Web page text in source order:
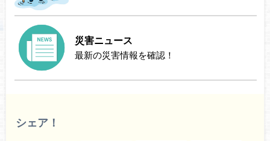
災害ニュース
最新の災害情報を確認！
シェア！